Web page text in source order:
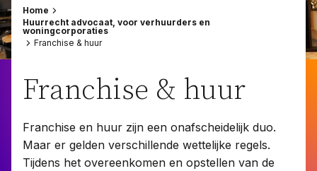
Over JPR
Events
Werken bij
Home
Huurrecht advocaat, voor verhuurders en
woningcorporaties
Franchise & huur
Franchise & huur
Franchise en huur zijn een onafscheidelijk duo.
Maar er gelden verschillende wettelijke regels.
Tijdens het overeenkomen en opstellen van de